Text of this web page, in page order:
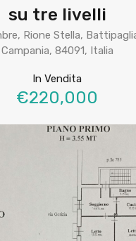
su tre livelli
Rione Stella,
Campania, 84091, Italia
In Vendita
€220,000